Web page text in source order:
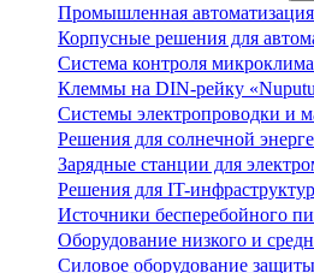
Промышленная автоматизация
Корпусные решения для
Система контроля
Клеммы на DIN-рейку
Системы электропроводки и
Решения для солнечной
Зарядные станции для
Решения для IT-
Источники бесперебойного
Оборудование низкого и
Силовое оборудование